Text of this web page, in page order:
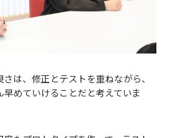
は、修正とテストを重ねながら、
めていけることだと考えていま